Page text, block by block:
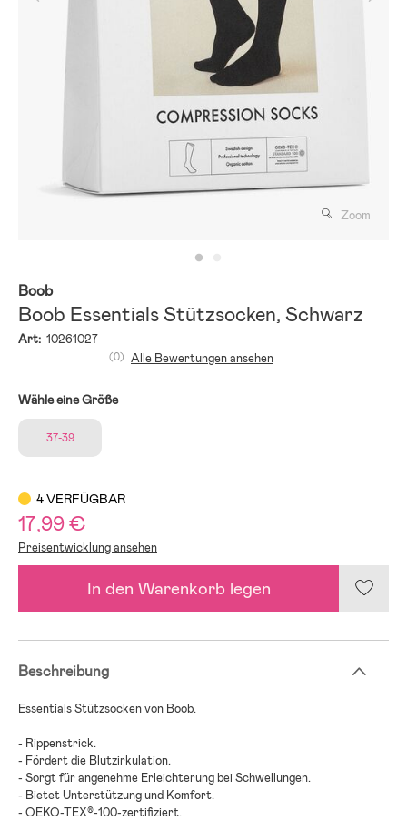
Zoom
Boob
Boob Essentials Stützsocken, Schwarz
Art: 10261027
(0) Alle Bewertungen ansehen
Wähle eine Größe
37-39
4 VERFÜGBAR
17,99 €
Preisentwicklung ansehen
In den Warenkorb legen
Beschreibung
Essentials Stützsocken von Boob.
- Rippenstrick.
- Fördert die Blutzirkulation.
- Sorgt für angenehme Erleichterung bei Schwellungen.
- Bietet Unterstützung und Komfort.
- OEKO-TEX®-100-zertifiziert.